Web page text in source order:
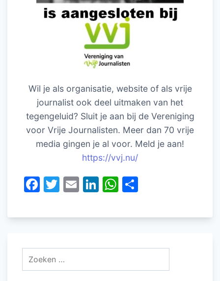
Wil je als organisatie, website of als vrije
journalist ook deel uitmaken van het
tegengeluid? Sluit je aan bij de Vereniging
voor Vrije Journalisten. Meer dan 70 vrije
media gingen je al voor. Meld je aan!
https://vvj.nu/
F
c
b
o
T
itt
E
ai
Li
k
dI
W
at
A
e